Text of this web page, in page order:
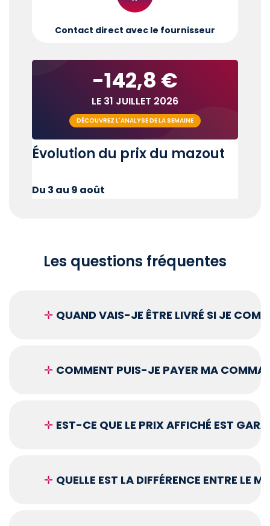
Contact direct avec le fournisseur
-142,8 €
LE 31 JUILLET 2026
DÉCOUVREZ L'ANALYSE DE LA SEMAINE
Évolution du prix du mazout
Du 3 au 9 août
Les questions fréquentes
✛ QUAND VAIS-JE ÊTRE LIVRÉ SI JE
✛ COMMENT PUIS-JE PAYER MA
✛ EST-CE QUE LE PRIX AFFICHÉ EST
✛ QUELLE EST LA DIFFÉRENCE ENTRE LE